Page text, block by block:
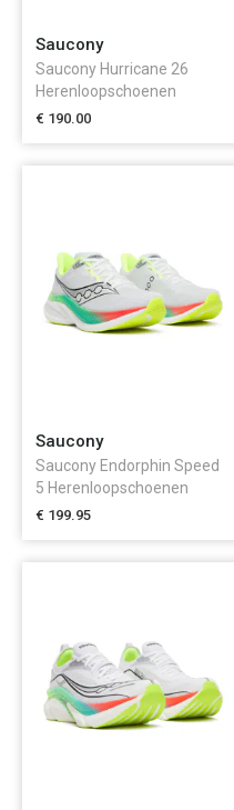
Saucony
Saucony Hurricane 26
Herenloopschoenen
€ 190.00
Saucony
Saucony Endorphin Speed
5 Herenloopschoenen
€ 199.95